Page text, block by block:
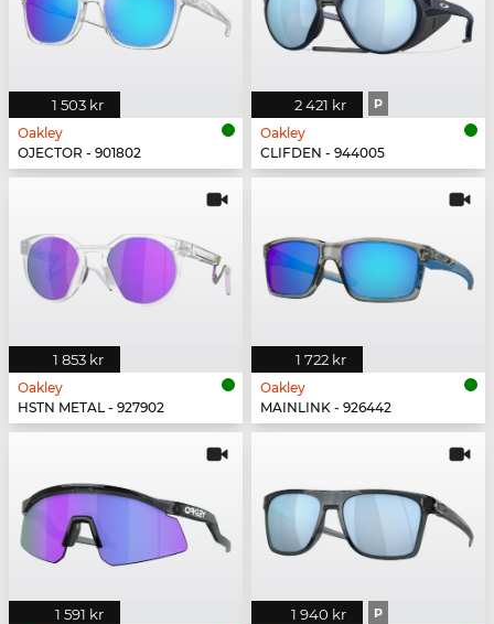
1 503 kr
Oakley
OJECTOR - 901802
2 421 kr P
Oakley
CLIFDEN - 944005
1 853 kr
Oakley
HSTN METAL - 927902
1 722 kr
Oakley
MAINLINK - 926442
1 591 kr 1 940 kr P